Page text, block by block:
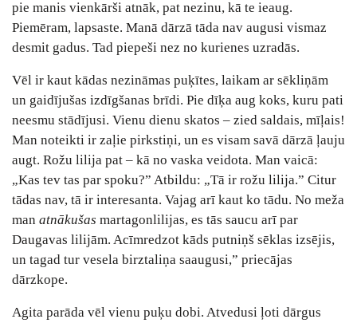
pie manis vienkārši atnāk, pat nezinu, kā te ieaug.
Piemēram, lapsaste. Manā dārzā tāda nav augusi vismaz
desmit gadus. Tad piepeši nez no kurienes uzradās.
Vēl ir kaut kādas nezināmas puķītes, laikam ar sēkliņām
un gaidījušas izdīgšanas brīdi. Pie dīķa aug koks, kuru pati
neesmu stādījusi. Vienu dienu skatos ‒ zied saldais, mīļais!
Man noteikti ir zaļie pirkstiņi, un es visam savā dārzā ļauju
augt. Rožu lilija pat – kā no vaska veidota. Man vaicā:
„Kas tev tas par spoku?” Atbildu: „Tā ir rožu lilija.” Citur
tādas nav, tā ir interesanta. Vajag arī kaut ko tādu. No meža
man atnākušas martagonlilijas, es tās saucu arī par
Daugavas lilijām. Acīmredzot kāds putniņš sēklas izsējis,
un tagad tur vesela birztaliņa saaugusi,” priecājas
dārzkope.
Agita parāda vēl vienu puķu dobi. Atvedusi ļoti dārgus